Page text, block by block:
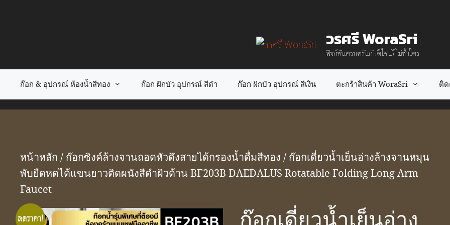
วรศรี WoraSri
ฟังก์ชันครบครันกับดีไซน์ที่ไม่ซ้ำใคร
ก๊อก & อุปกรณ์ ห้องน้ำสีทอง ก๊อก ฝักบัว อุปกรณ์ สีดำ ก๊อก ฝักบัว อุปกรณ์ สีเงิน ตะกร้าสินค้า WoraSri ติ
หน้าหลัก / ก๊อกซิงค์ล้างจานถอดหัวดึงสายได้กรองน้ำดื่มสีทอง / ก๊อกเดี่ยวน้ำเย็นอ่างล้างจานหมุน
พับยืดหดได้แขนยาวติดผนังสีดำผิวด้าน BF203B DAEDALUS Rotatable Folding Long Arm
Faucet
ลดราคา!